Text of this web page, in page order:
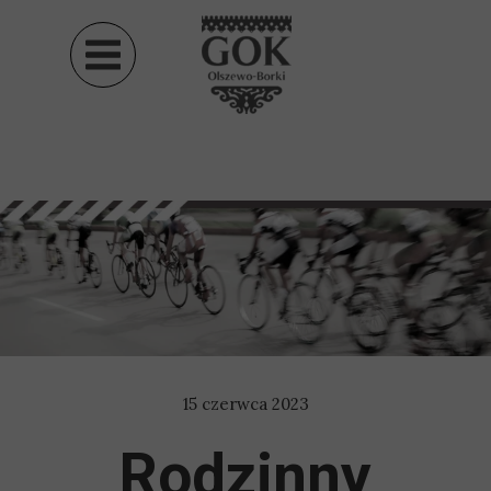
15 czerwca 2023
Rodzinny